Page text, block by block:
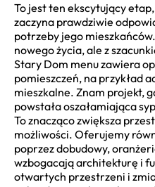
To jest ten ekscytujący
zaczyna prawdziwie
potrzeby jego
nowego życia, ale z
Stary Dom menu zawiera
pomieszczeń, na przykład
mieszkalne. Znam projekt,
powstała oszałamiająca
To znacząco zwiększa
możliwości. Oferujemy
poprzez dobudowy,
wzbogacają architekturę i
otwartych przestrzeni i